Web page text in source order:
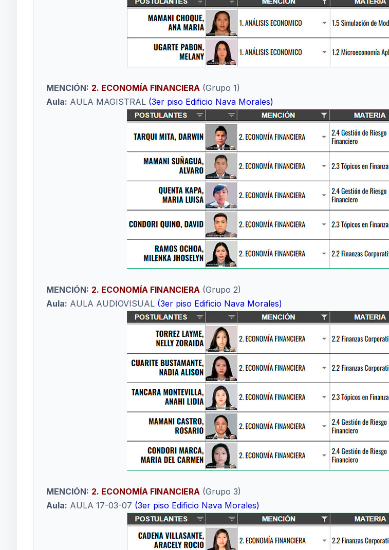
MENCIÓN: 2. ECONOMÍA FINANCIERA (Grupo 1)
Aula: AULA MAGISTRAL (3er piso Edificio Nava Morales)
MENCIÓN: 2. ECONOMÍA FINANCIERA (Grupo 2)
Aula: AULA AUDIOVISUAL (3er piso Edificio Nava Morales)
MENCIÓN: 2. ECONOMÍA FINANCIERA (Grupo 3)
Aula: AULA 17-03-07 (3er piso Edificio Nava Morales)